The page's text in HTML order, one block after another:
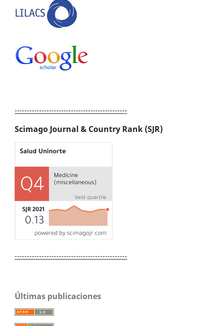
----------------------------------------------
Scimago Journal & Country Rank (SJR)
----------------------------------------------
Últimas publicaciones